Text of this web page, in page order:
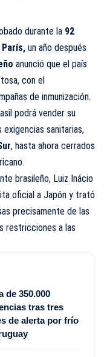
durante la 92
París, un año después
anunció que el país
con el
de inmunización.
podrá vender su
exigencias sanitarias,
, hasta ahora cerrados
brasileño, Luiz Inácio
oficial a Japón y trató
precisamente de las
restricciones a las
de 350.000
tras tres
de alerta por frío